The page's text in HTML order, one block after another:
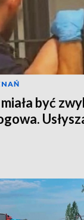
być